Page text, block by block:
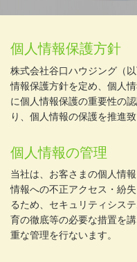
個人情報保護方針
株式会社谷口ハウジング（
情報保護方針を定め、個人
に個人情報保護の重要性の
り、個人情報の保護を推進致
個人情報の管理
当社は、お客さまの個人情
情報への不正アクセス・紛
るため、セキュリティシス
育の徹底等の必要な措置を
重な管理を行ないます。